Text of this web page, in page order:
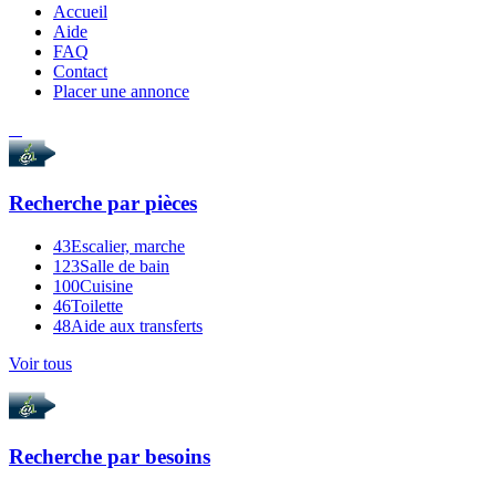
Accueil
Aide
FAQ
Contact
Placer une annonce
Recherche par pièces
43Escalier, marche
123Salle de bain
100Cuisine
46Toilette
48Aide aux transferts
Voir tous
Recherche par besoins